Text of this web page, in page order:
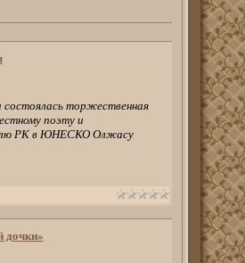
состоялась торжественная
поэту и
РК в ЮНЕСКО Олжасу
дочки»